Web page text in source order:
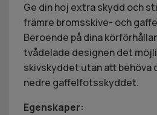
Ge din hoj extra skydd och
främre bromsskive- och
Beroende på dina
tvådelade designen det
skivskyddet utan att behöva
nedre gaffelfotsskyddet.
Egenskaper: